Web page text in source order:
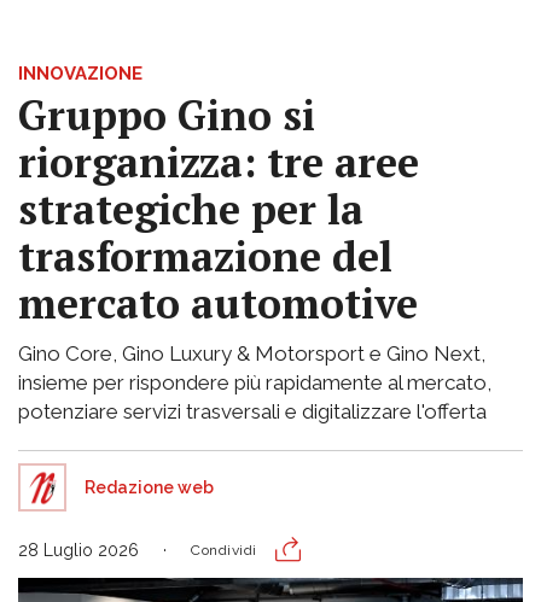
INNOVAZIONE
Gruppo Gino si
riorganizza: tre aree
strategiche per la
trasformazione del
mercato automotive
Gino Core, Gino Luxury & Motorsport e Gino Next,
insieme per rispondere più rapidamente al mercato,
potenziare servizi trasversali e digitalizzare l'offerta
Redazione web
28 Luglio 2026 Condividi